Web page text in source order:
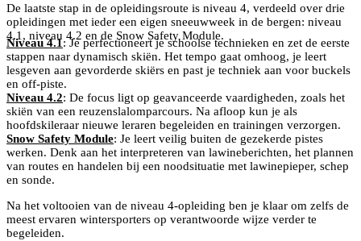
De laatste stap in de opleidingsroute is niveau 4, verdeeld over drie
opleidingen met ieder een eigen sneeuwweek in de bergen: niveau
4.1, niveau 4.2 en de Snow Safety Module.
Niveau 4.1: Je perfectioneert je schoolse technieken en zet de eerste
stappen naar dynamisch skiën. Het tempo gaat omhoog, je leert
lesgeven aan gevorderde skiërs en past je techniek aan voor buckels
en off-piste.
Niveau 4.2: De focus ligt op geavanceerde vaardigheden, zoals het
skiën van een reuzenslalomparcours. Na afloop kun je als
hoofdskileraar nieuwe leraren begeleiden en trainingen verzorgen.
Snow Safety Module: Je leert veilig buiten de gezekerde pistes
werken. Denk aan het interpreteren van lawineberichten, het plannen
van routes en handelen bij een noodsituatie met lawinepieper, schep
en sonde.
Na het voltooien van de niveau 4-opleiding ben je klaar om zelfs de
meest ervaren wintersporters op verantwoorde wijze verder te
begeleiden.